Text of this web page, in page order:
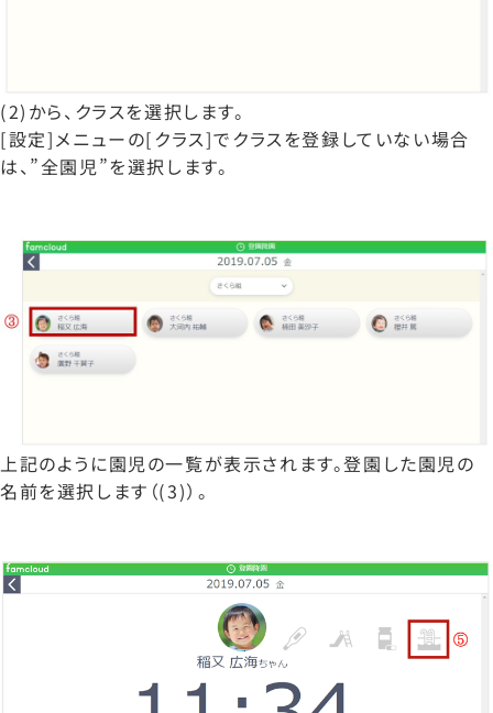
(2)から、クラスを選択します。
[設定]メニューの[クラス]でクラスを登録していない場合
は、”全園児”を選択します。
上記のように園児の一覧が表示されます。登園した園児の
名前を選択します（(3)）。